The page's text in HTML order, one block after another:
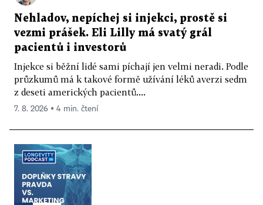
Nehladov, nepíchej si injekci, prostě si
vezmi prášek. Eli Lilly má svatý grál
pacientů i investorů
Injekce si běžní lidé sami píchají jen velmi neradi. Podle
průzkumů má k takové formě užívání léků averzi sedm
z deseti amerických pacientů....
7. 8. 2026 ▪ 4 min. čtení